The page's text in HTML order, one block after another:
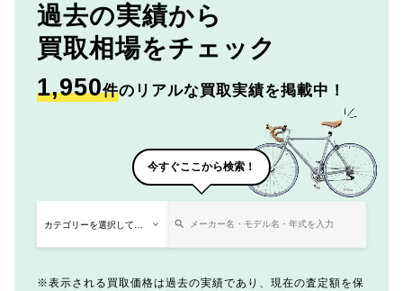
過去の実績から
買取相場をチェック
1,950件のリアルな買取実績を掲載中！
今すぐここから検索！
表示される買取価格は過去の実績であり、現在の査定額を保